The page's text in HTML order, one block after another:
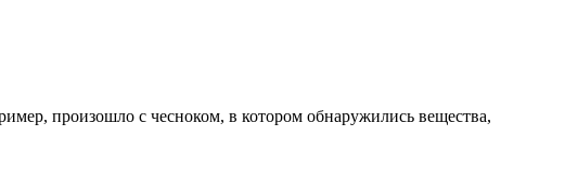
произошло с чесноком, в котором обнаружились вещества,